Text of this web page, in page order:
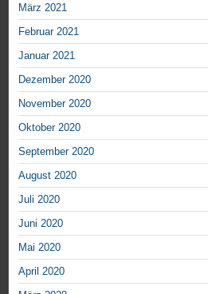
März 2021
Februar 2021
Januar 2021
Dezember 2020
November 2020
Oktober 2020
September 2020
August 2020
Juli 2020
Juni 2020
Mai 2020
April 2020